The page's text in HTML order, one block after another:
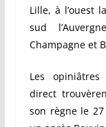
Lille, à l’ouest
sud
Champagne et
Les
direct
son règne le